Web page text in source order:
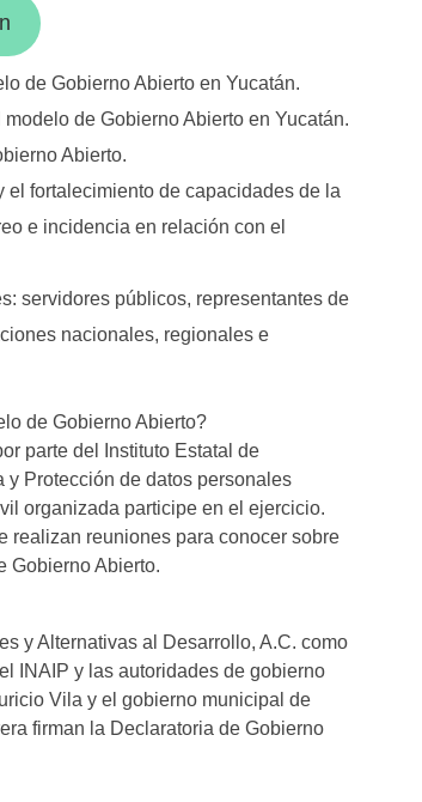
de Gobierno Abierto en Yucatán.
de Gobierno Abierto en Yucatán.
Abierto.
fortalecimiento de capacidades de la
e incidencia en relación con el
servidores públicos, representantes de
nacionales, regionales e
de Gobierno Abierto?
parte del Instituto Estatal de
y Protección de datos personales
organizada participe en el ejercicio.
realizan reuniones para conocer sobre
Gobierno Abierto.
y Alternativas al Desarrollo, A.C. como
INAIP y las autoridades de gobierno
Vila y el gobierno municipal de
firman la Declaratoria de Gobierno